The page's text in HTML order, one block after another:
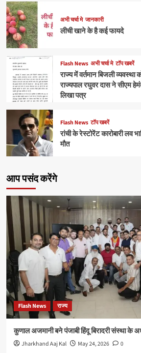
अभी चर्चा मे जानकारी
लीची खाने के है कई फायदे
Flash News अभी चर्चा मे टॉप खबरें
राज्य में वर्तमान बिजली व्यवस्था
राज्यपाल रघुवर दास ने सीएम
लिखा पत्र
Flash News टॉप खबरें
रांची के रेस्टोरेंट कारोबारी लव
मौत
आप पसंद करेंगे
Flash News राज्य
कुणाल अजमानी बने पंजाबी हिंदू बिरादरी संस्था के
Jharkhand Aaj Kal May 24, 2026 0